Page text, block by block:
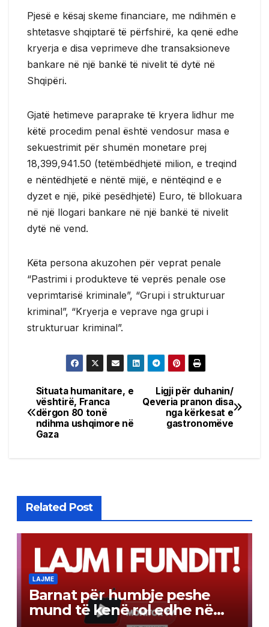
Pjesë e kësaj skeme financiare, me ndihmën e
shtetasve shqiptarë të përfshirë, ka qenë edhe
kryerja e disa veprimeve dhe transaksioneve
bankare në një bankë të nivelit të dytë në
Shqipëri.
Gjatë hetimeve paraprake të kryera lidhur me
këtë procedim penal është vendosur masa e
sekuestrimit për shumën monetare prej
18,399,941.50 (tetëmbëdhjetë milion, e treqind
e nëntëdhjetë e nëntë mijë, e nëntëqind e e
dyzet e një, pikë pesëdhjetë) Euro, të bllokuara
në një llogari bankare në një bankë të nivelit
dytë në vend.
Këta persona akuzohen për veprat penale
“Pastrimi i produkteve të veprës penale ose
veprimtarisë kriminale”, “Grupi i strukturuar
kriminal”, “Kryerja e veprave nga grupi i
strukturuar kriminal”.
Post
navigation
Ligji për duhanin/
Qeveria pranon disa
nga kërkesat e
gastronomëve
Situata humanitare, e
vështirë, Franca
dërgon 80 tonë
ndihma ushqimore në
Gaza
Related Post
LAJME
Barnat për humbje peshe
mund të kenë rol edhe në